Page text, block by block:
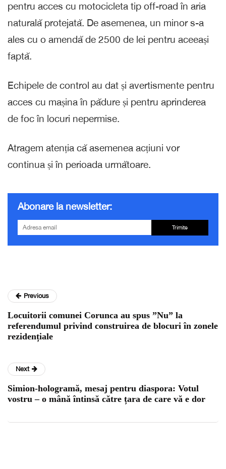
pentru acces cu motocicleta tip off-road în aria
naturală protejată. De asemenea, un minor s-a
ales cu o amendă de 2500 de lei pentru aceeași
faptă.
Echipele de control au dat și avertismente pentru
acces cu mașina în pădure și pentru aprinderea
de foc în locuri nepermise.
Atragem atenția că asemenea acțiuni vor
continua și în perioada următoare.
Abonare la newsletter:
Trimite
Previous
Locuitorii comunei Corunca au spus ”Nu” la
referendumul privind construirea de blocuri în zonele
rezidențiale
Next
Simion-hologramă, mesaj pentru diaspora: Votul
vostru – o mână întinsă către țara de care vă e dor